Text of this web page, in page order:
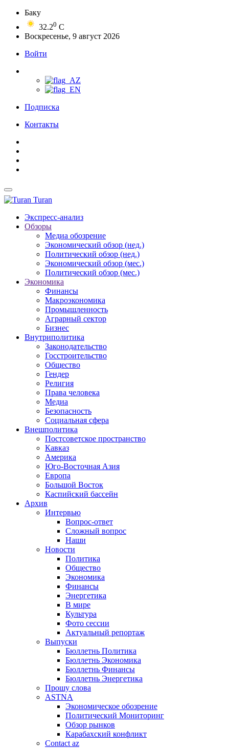
Баку
32.20 C
Воскресенье, 9 август 2026
Войти
Подписка
Контакты
Turan
Экспресс-анализ
Обзоры
Медиа обозрение
Экономический обзор (нед.)
Политический обзор (нед.)
Экономический обзор (мес.)
Политический обзор (мес.)
Экономика
Финансы
Макроэкономика
Промышленность
Аграрный сектор
Бизнес
Внутриполитика
Законодательство
Госстроительство
Общество
Гендер
Религия
Права человека
Медиа
Безопасность
Социальная сфера
Внешполитика
Постсоветское пространство
Кавказ
Америка
Юго-Восточная Азия
Европа
Большой Восток
Каспийский бассейн
Архив
Интервью
Вопрос-ответ
Сложный вопрос
Наши
Новости
Политика
Общество
Экономика
Финансы
Энергетика
В мире
Культура
Фото сессии
Актуальный репортаж
Выпуски
Бюллетнь Политика
Бюллетнь Экономика
Бюллетнь Финансы
Бюллетнь Энергетика
Прошу слова
ASTNA
Экономическое обозрение
Политический Мониторинг
Обзор рынков
Карабахский конфликт
Contact az